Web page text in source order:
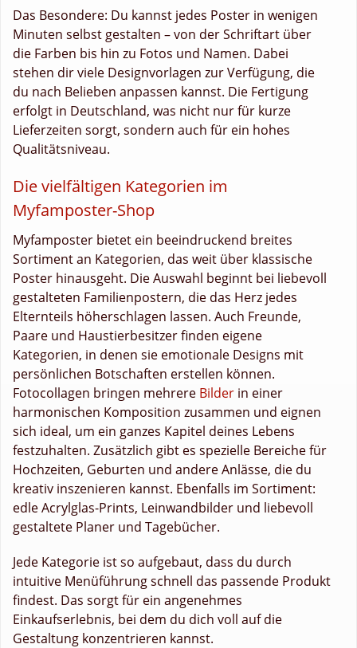
Das Besondere: Du kannst jedes Poster in wenigen
Minuten selbst gestalten – von der Schriftart über
die Farben bis hin zu Fotos und Namen. Dabei
stehen dir viele Designvorlagen zur Verfügung, die
du nach Belieben anpassen kannst. Die Fertigung
erfolgt in Deutschland, was nicht nur für kurze
Lieferzeiten sorgt, sondern auch für ein hohes
Qualitätsniveau.
Die vielfältigen Kategorien im
Myfamposter-Shop
Myfamposter bietet ein beeindruckend breites
Sortiment an Kategorien, das weit über klassische
Poster hinausgeht. Die Auswahl beginnt bei liebevoll
gestalteten Familienpostern, die das Herz jedes
Elternteils höherschlagen lassen. Auch Freunde,
Paare und Haustierbesitzer finden eigene
Kategorien, in denen sie emotionale Designs mit
persönlichen Botschaften erstellen können.
Fotocollagen bringen mehrere Bilder in einer
harmonischen Komposition zusammen und eignen
sich ideal, um ein ganzes Kapitel deines Lebens
festzuhalten. Zusätzlich gibt es spezielle Bereiche für
Hochzeiten, Geburten und andere Anlässe, die du
kreativ inszenieren kannst. Ebenfalls im Sortiment:
edle Acrylglas-Prints, Leinwandbilder und liebevoll
gestaltete Planer und Tagebücher.
Jede Kategorie ist so aufgebaut, dass du durch
intuitive Menüführung schnell das passende Produkt
findest. Das sorgt für ein angenehmes
Einkaufserlebnis, bei dem du dich voll auf die
Gestaltung konzentrieren kannst.